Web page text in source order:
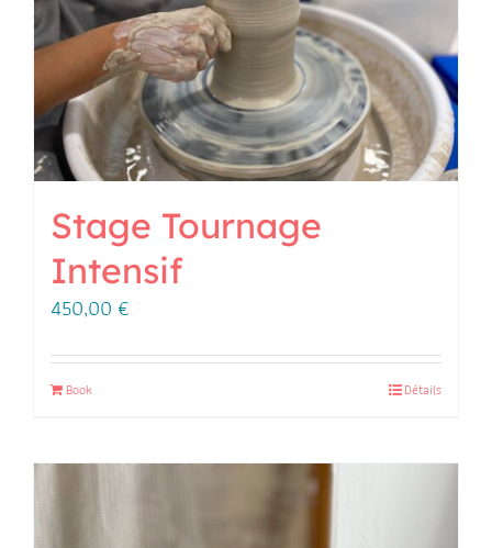
Stage Tournage
Intensif
450,00 €
Book Détails